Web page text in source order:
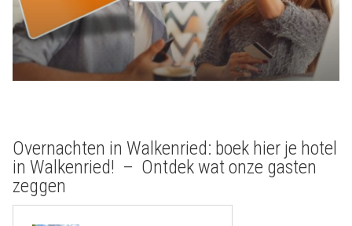
Overnachten in Walkenried: boek hier je hotel
in Walkenried! – Ontdek wat onze gasten
zeggen